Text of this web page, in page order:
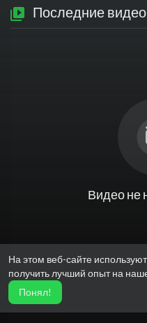
На этом веб-сайте
получить лучший опыт на
Понял!
Последние видео
Видео не